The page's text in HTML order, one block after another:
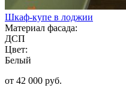
Шкаф-купе в лоджии
Материал фасада:
ДСП
Цвет:
Белый
от 42 000 руб.